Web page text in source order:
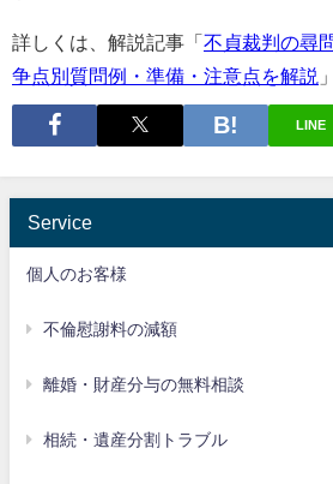
詳しくは、解説記事「 不貞裁判の尋
争点別質問例・準備・注意点を解説
LINE
Service
個人のお客様
不倫慰謝料の減額
離婚・財産分与の無料相談
相続・遺産分割トラブル